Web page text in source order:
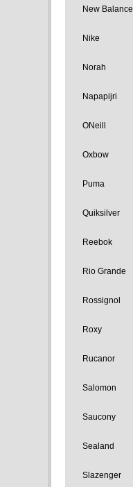
New Balance
Nike
Norah
Napapijri
ONeill
Oxbow
Puma
Quiksilver
Reebok
Rio Grande
Rossignol
Roxy
Rucanor
Salomon
Saucony
Sealand
Slazenger